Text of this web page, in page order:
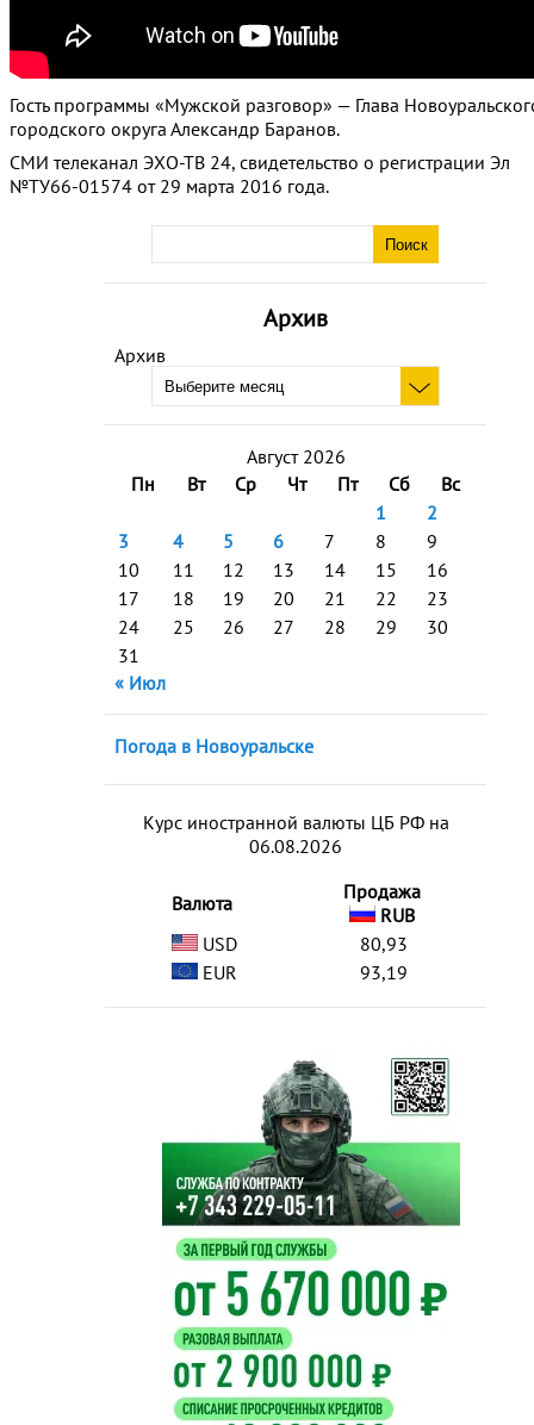
Архив
Архив
Август 2026
Пн
Вт Ср Чт Пт Сб
Вс
1
2
3
4 5 6 7 8
9
10
11 12 13 14 15
16
17
18 19 20 21 22
23
24
25 26 27 28 29
30
31
« Июл
Погода в Новоуральске
Курс иностранной валюты ЦБ РФ на
06.08.2026
Валюта
Продажа
RUB
USD
80,93
EUR
93,19
Гость программы «Мужской разговор» — Глава
городского округа Александр Баранов.
СМИ телеканал ЭХО-ТВ 24, свидетельство о регистрации Эл
№ТУ66-01574 от 29 марта 2016 года.